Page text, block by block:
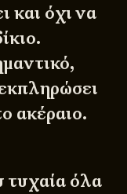
και όχι να
ακέραιο.
τυχαία όλα